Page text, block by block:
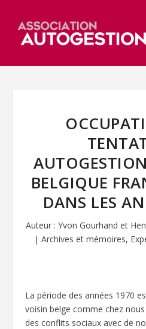
BELGIQUE
DANS LES
Auteur : Yvon Gourhand et
| Archives et mémoires,
La période des années 1970
voisin belge comme chez
des conflits sociaux avec de